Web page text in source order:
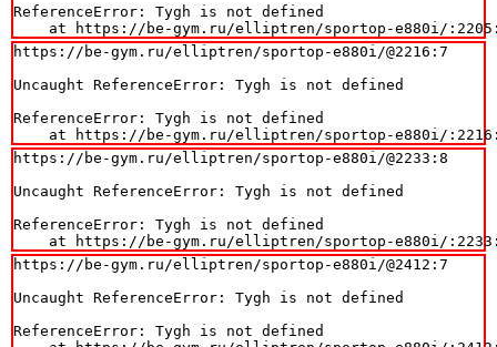
ReferenceError: Tygh is not defined
at https://be-gym.ru/elliptren/sportop-e880i/
https://be-gym.ru/elliptren/sportop-e880i/@2216:7
Uncaught ReferenceError: Tygh is not defined
ReferenceError: Tygh is not defined
at https://be-gym.ru/elliptren/sportop-e880i/
https://be-gym.ru/elliptren/sportop-e880i/@2233:8
Uncaught ReferenceError: Tygh is not defined
ReferenceError: Tygh is not defined
at https://be-gym.ru/elliptren/sportop-e880i/
https://be-gym.ru/elliptren/sportop-e880i/@2412:7
Uncaught ReferenceError: Tygh is not defined
ReferenceError: Tygh is not defined